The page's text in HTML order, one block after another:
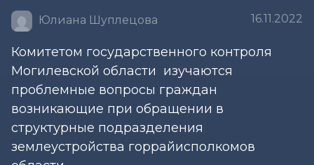
Юлиана Шуплецова 16.11.2022
Комитетом государственного контроля
Могилевской области изучаются
проблемные вопросы граждан
возникающие при обращении в
структурные подразделения
землеустройства горрайисполкомов